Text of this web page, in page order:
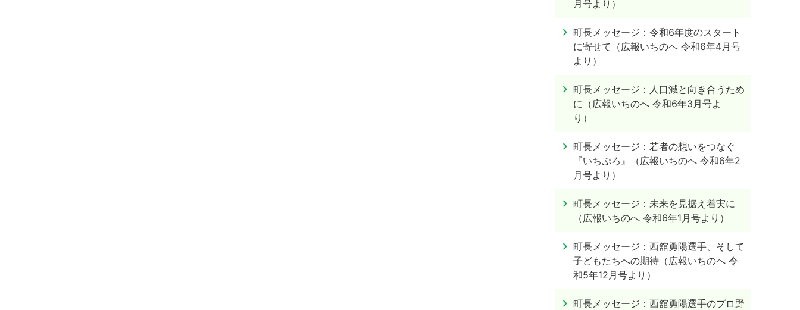
月号より）
町長メッセージ：令和6年度のスタート
に寄せて（広報いちのへ 令和6年4月号
より）
町長メッセージ：人口減と向き合うため
に（広報いちのへ 令和6年3月号よ
り）
町長メッセージ：若者の想いをつなぐ
『いちぷろ』（広報いちのへ 令和6年2
月号より）
町長メッセージ：未来を見据え着実に
（広報いちのへ 令和6年1月号より）
町長メッセージ：西舘勇陽選手、そして
子どもたちへの期待（広報いちのへ 令
和5年12月号より）
町長メッセージ：西舘勇陽選手のプロ野